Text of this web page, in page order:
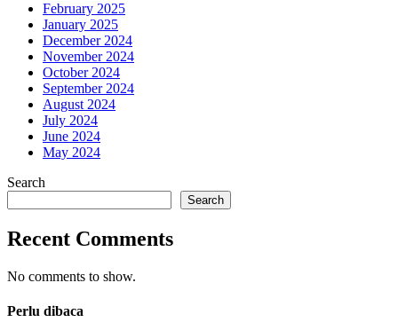
February 2025
January 2025
December 2024
November 2024
October 2024
September 2024
August 2024
July 2024
June 2024
May 2024
Search
Search
Recent Comments
No comments to show.
Perlu dibaca